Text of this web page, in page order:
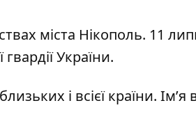
міста Нікополь. 11
України.
і всієї країни. Ім’я